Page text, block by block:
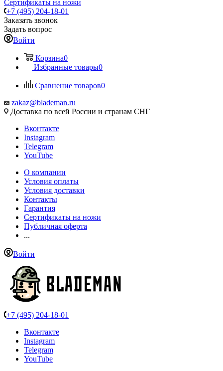
Сертификаты на ножи
+7 (495) 204-18-01
Заказать звонок
Задать вопрос
Войти
Корзина0
Избранные товары0
Сравнение товаров0
zakaz@blademan.ru
Доставка по всей России и странам СНГ
Вконтакте
Instagram
Telegram
YouTube
О компании
Условия оплаты
Условия доставки
Контакты
Гарантия
Сертификаты на ножи
Публичная оферта
...
Войти
+7 (495) 204-18-01
Вконтакте
Instagram
Telegram
YouTube